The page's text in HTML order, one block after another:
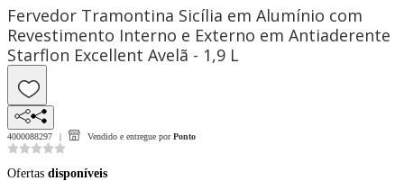
Fervedor Tramontina Sicília em Alumínio com
Revestimento Interno e Externo em Antiaderente
Starflon Excellent Avelã - 1,9 L
4000088297 Vendido e entregue por Ponto
Ofertas disponíveis